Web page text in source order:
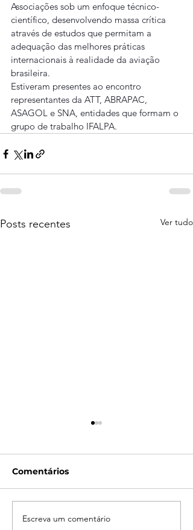
Associações sob um enfoque técnico-
científico, desenvolvendo massa crítica
através de estudos que permitam a
adequação das melhores práticas
internacionais à realidade da aviação
brasileira.
Estiveram presentes ao encontro
representantes da ATT, ABRAPAC,
ASAGOL e SNA, entidades que formam o
grupo de trabalho IFALPA.
Posts recentes Ver tudo
Campanha do
Comentários
Escreva um comentário